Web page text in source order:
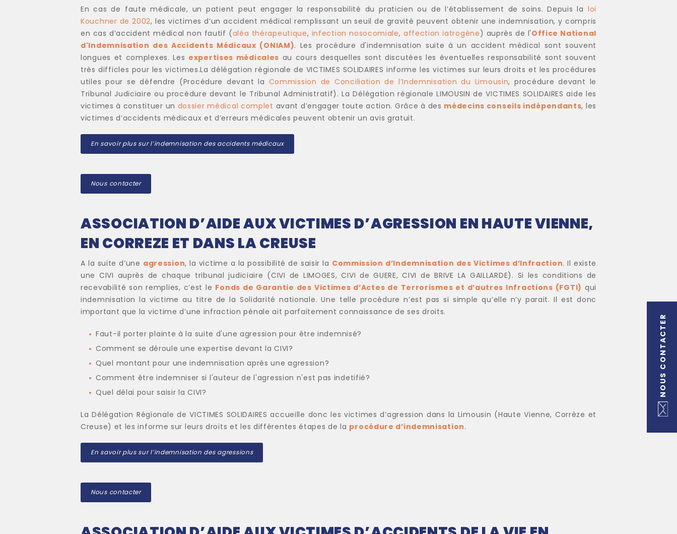
NOUS CONTACTER
En cas de faute médicale, un patient peut engager la responsabilité du praticien ou de l’établissement de soins. Depuis la loi
Kouchner de 2002, les victimes d’un accident médical remplissant un seuil de gravité peuvent obtenir une indemnisation, y compris
en cas d’accident médical non fautif (aléa thérapeutique, infection nosocomiale, affection iatrogène) auprès de l'Office National
d'Indemnisation des Accidents Médicaux (ONIAM). Les procédure d'indemnisation suite à un accident médical sont souvent
longues et complexes. Les expertises médicales au cours desquelles sont discutées les éventuelles responsabilité sont souvent
très difficles pour les victimes.La délégation régionale de VICTIMES SOLIDAIRES informe les victimes sur leurs droits et les procédures
utiles pour se défendre (Procédure devant la Commission de Conciliation de l’Indemnisation du Limousin, procédure devant le
Tribunal Judiciaire ou procédure devant le Tribunal Administratif). La Délégation régionale LIMOUSIN de VICTIMES SOLIDAIRES aide les
victimes à constituer un dossier médical complet avant d’engager toute action. Grâce à des médecins conseils indépendants, les
victimes d’accidents médicaux et d’erreurs médicales peuvent obtenir un avis gratuit.
En savoir plus sur l’indemnisation des accidents médicaux
Nous contacter
ASSOCIATION D’AIDE AUX VICTIMES D’AGRESSION EN HAUTE VIENNE,
EN CORREZE ET DANS LA CREUSE
A la suite d’une agression, la victime a la possibilité de saisir la Commission d’Indemnisation des Victimes d’Infraction. Il existe
une CIVI auprès de chaque tribunal judiciaire (CIVI de LIMOGES, CIVI de GUERE, CIVI de BRIVE LA GAILLARDE). Si les conditions de
recevabilité son remplies, c’est le Fonds de Garantie des Victimes d’Actes de Terrorismes et d’autres Infractions (FGTI) qui
indemnisation la victime au titre de la Solidarité nationale. Une telle procédure n’est pas si simple qu’elle n’y parait. Il est donc
important que la victime d’une infraction pénale ait parfaitement connaissance de ses droits.
Faut-il porter plainte à la suite d'une agression pour être indemnisé?
Comment se déroule une expertise devant la CIVI?
Quel montant pour une indemnisation après une agression?
Comment être indemniser si l'auteur de l'agression n'est pas indetifié?
Quel délai pour saisir la CIVI?
La Délégation Régionale de VICTIMES SOLIDAIRES accueille donc les victimes d’agression dans la Limousin (Haute Vienne, Corrèze et
Creuse) et les informe sur leurs droits et les différentes étapes de la procédure d’indemnisation.
En savoir plus sur l’indemnisation des agressions
Nous contacter